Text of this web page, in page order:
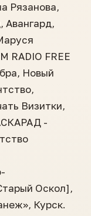
Рязанова,
Авангард,
RADIO FREE
Новый
Визитки,
-
Оскол],
Курск.